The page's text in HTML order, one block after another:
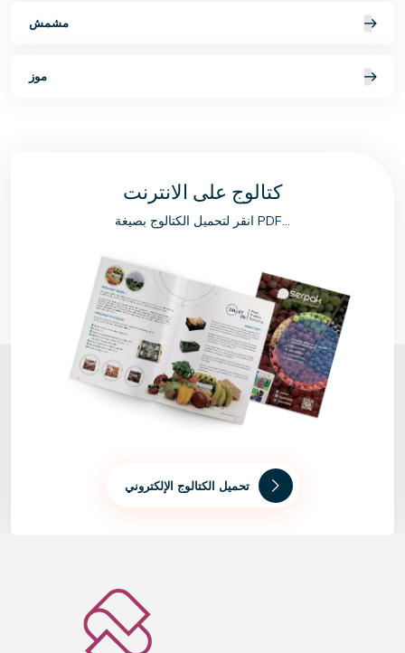
مشمش
موز
كتالوج على الانترنت
انقر لتحميل الكتالوج بصيغة PDF...
تحميل الكتالوج الإلكتروني